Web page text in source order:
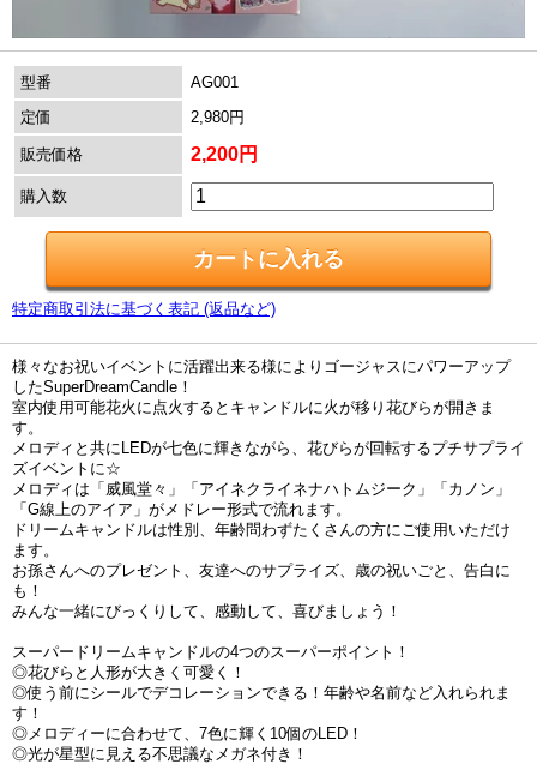
型番
AG001
定価
2,980円
販売価格 2,200円
購入数
特定商取引法に基づく表記 (返品など)
様々なお祝いイベントに活躍出来る様によりゴージャスにパワーアップ
したSuperDreamCandle！
室内使用可能花火に点火するとキャンドルに火が移り花びらが開きま
す。
メロディと共にLEDが七色に輝きながら、花びらが回転するプチサプライ
ズイベントに☆
メロディは「威風堂々」「アイネクライネナハトムジーク」「カノン」
「G線上のアイア」がメドレー形式で流れます。
ドリームキャンドルは性別、年齢問わずたくさんの方にご使用いただけ
ます。
お孫さんへのプレゼント、友達へのサプライズ、歳の祝いごと、告白に
も！
みんな一緒にびっくりして、感動して、喜びましょう！
スーパードリームキャンドルの4つのスーパーポイント！
◎花びらと人形が大きく可愛く！
◎使う前にシールでデコレーションできる！年齢や名前など入れられま
す！
◎メロディーに合わせて、7色に輝く10個のLED！
◎光が星型に見える不思議なメガネ付き！